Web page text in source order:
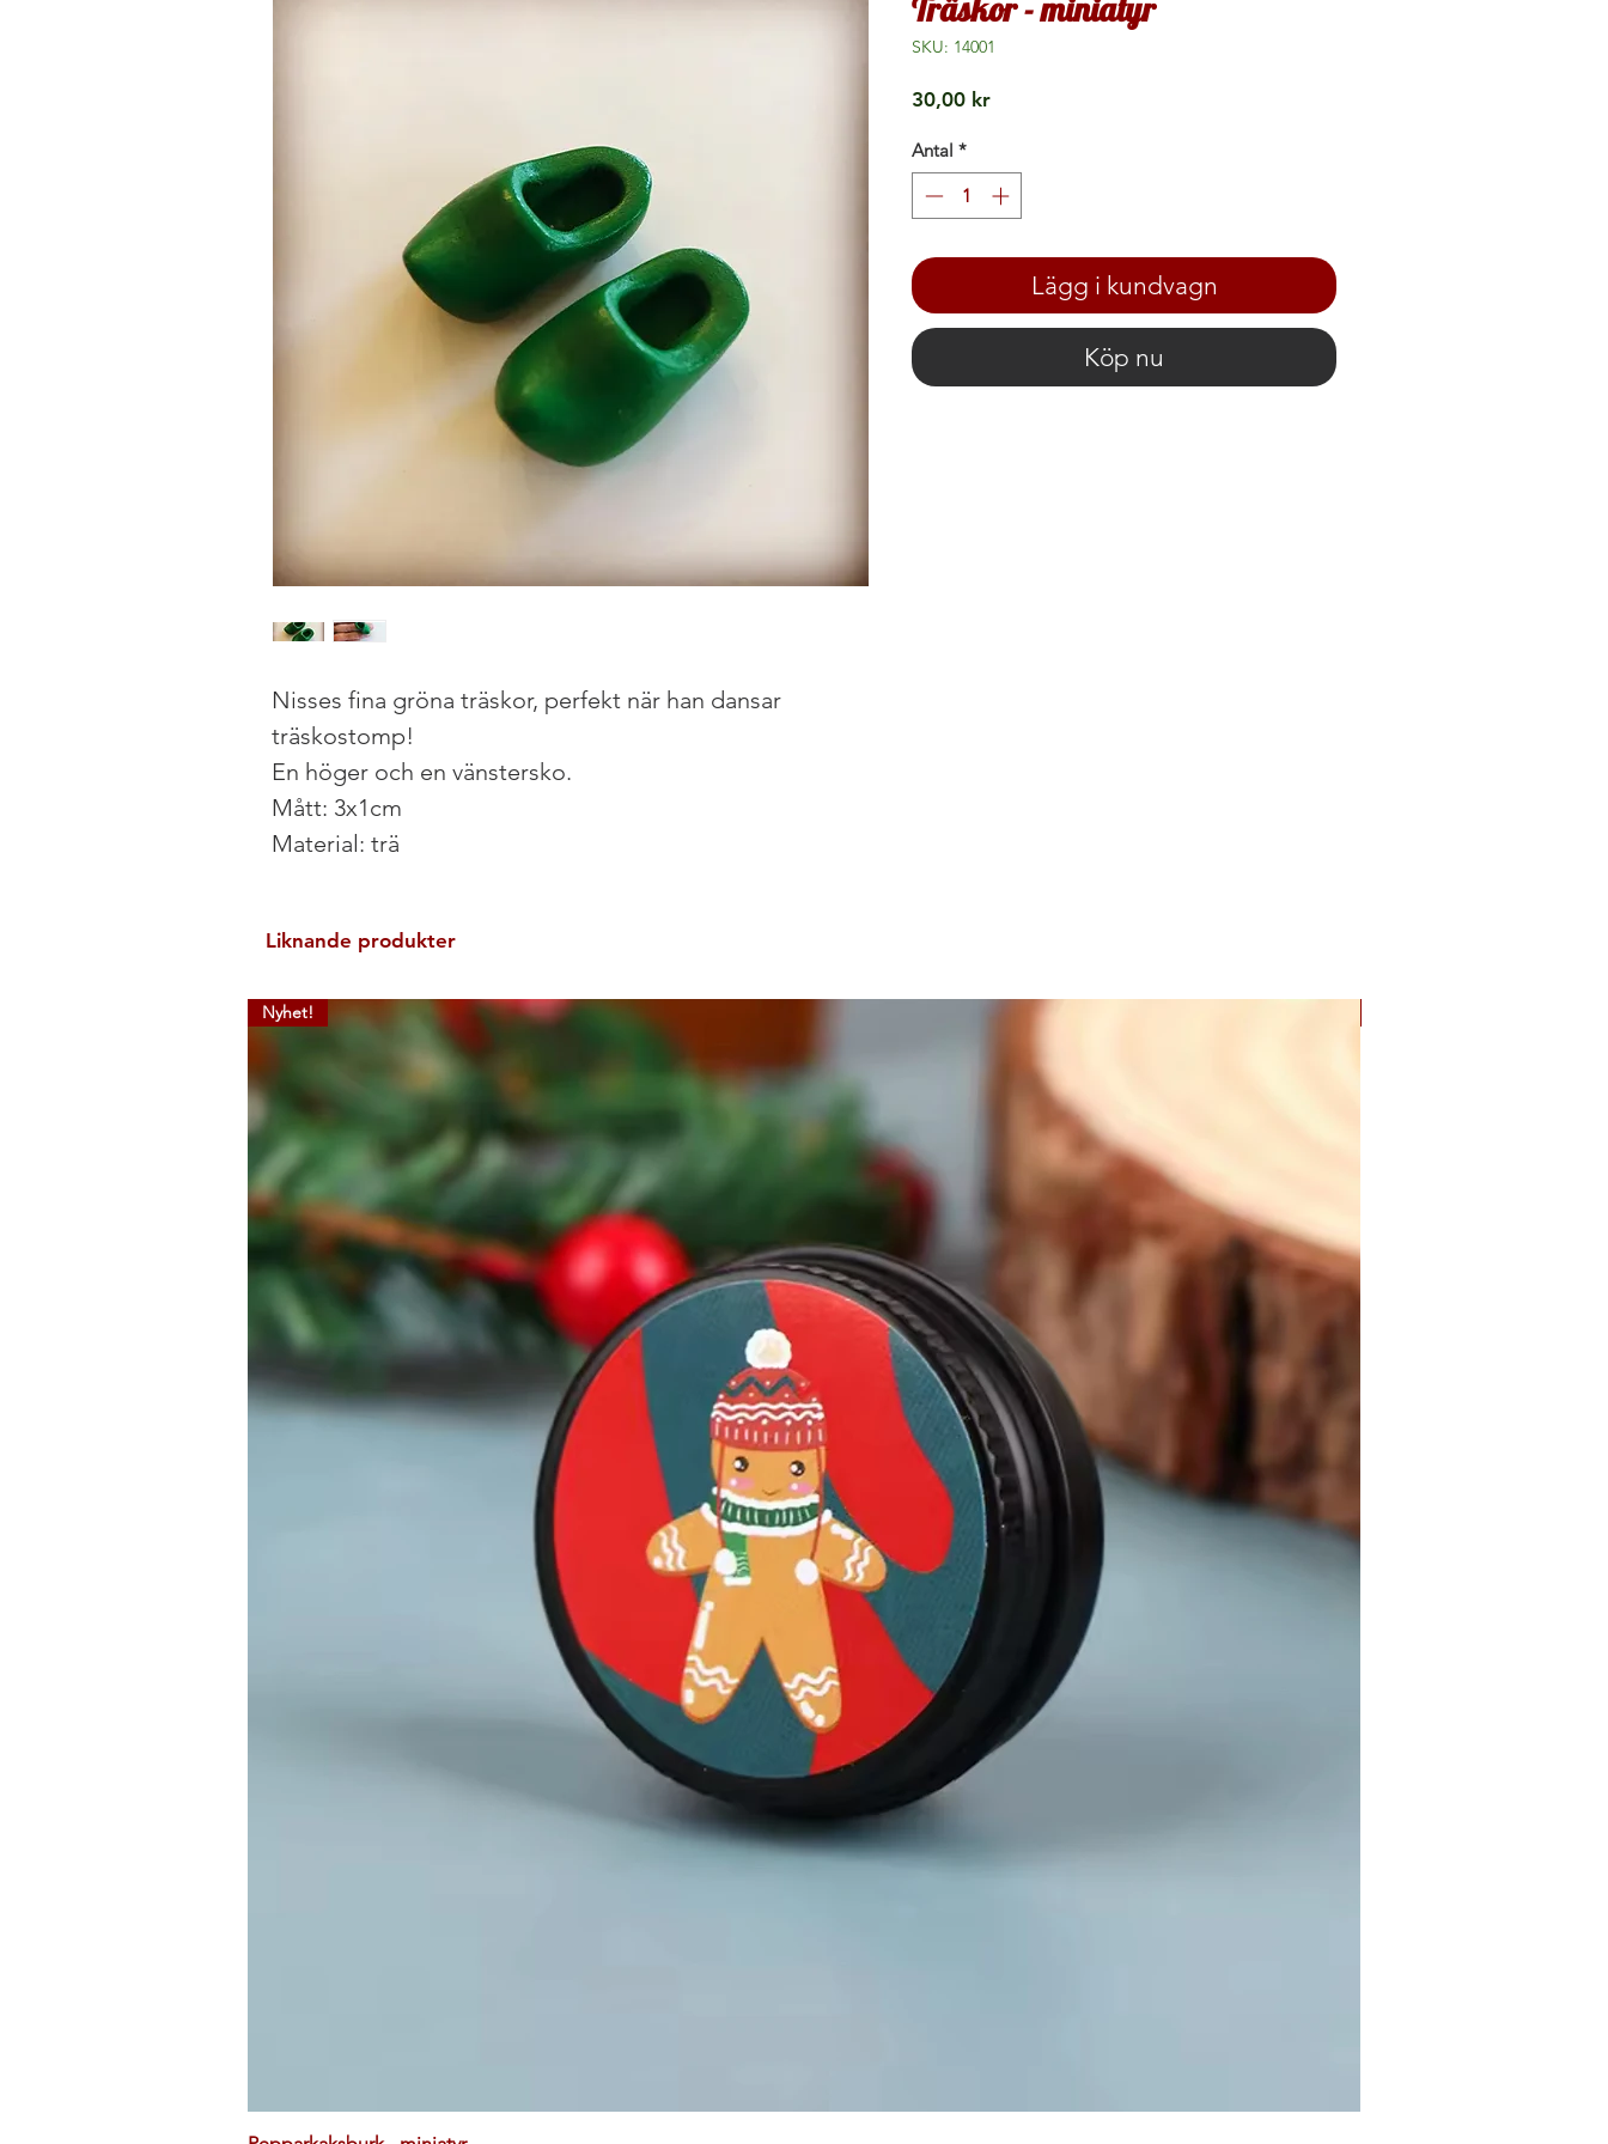
Nisses fina gröna träskor, perfekt när han dansar
träskostomp!
En höger och en vänstersko.
Mått: 3x1cm
Material: trä
Träskor - miniatyr
SKU: 14001
30,00 krPris
Antal *
Lägg i kundvagn
Köp nu
Liknande produkter
Nyhet!